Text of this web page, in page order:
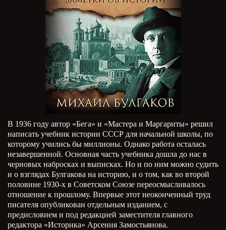
В 1936 году автор «Бега» и «Мастера и Маргариты» решил
написать учебник истории СССР для начальной школы, по
которому учились бы миллионы. Однако работа осталась
незавершенной. Основная часть учебника дошла до нас в
черновых набросках и выписках. Но и по ним можно судить
и о взглядах Булгакова на историю, и о том, как во второй
половине 1930-х в Советском Союзе переосмысливалось
отношение к прошлому. Впервые этот неоконченный труд
писателя опубликован отдельным изданием, с
предисловием и под редакцией заместителя главного
редактора «Историка» Арсения Замостьянова.